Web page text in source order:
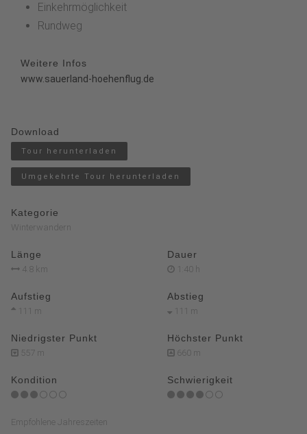
Einkehrmöglichkeit
Rundweg
Weitere Infos
www.sauerland-hoehenflug.de
Download
Tour herunterladen
Umgekehrte Tour herunterladen
Kategorie
Winterwandern
Länge
4.8 km
Dauer
1:40 h
Aufstieg
111 m
Abstieg
111 m
Niedrigster Punkt
557 m
Höchster Punkt
660 m
Kondition Schwierigkeit
Empfohlene Jahreszeiten